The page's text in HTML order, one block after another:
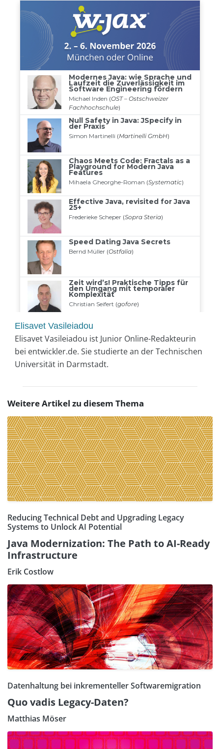
Elisavet Vasileiadou
Elisavet Vasileiadou ist Junior Online-Redakteurin
bei entwickler.de. Sie studierte an der Technischen
Universität in Darmstadt.
Weitere Artikel zu diesem Thema
Reducing Technical Debt and Upgrading Legacy
Systems to Unlock AI Potential
Java Modernization: The Path to AI-Ready
Infrastructure
Erik Costlow
Datenhaltung bei inkrementeller Softwaremigration
Quo vadis Legacy-Daten?
Matthias Möser